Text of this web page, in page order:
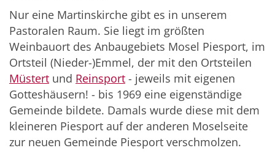
Nur eine Martinskirche gibt es in unserem
Pastoralen Raum. Sie liegt im größten
Weinbauort des Anbaugebiets Mosel Piesport, im
Ortsteil (Nieder-)Emmel, der mit den Ortsteilen
Müstert und Reinsport - jeweils mit eigenen
Gotteshäusern! - bis 1969 eine eigenständige
Gemeinde bildete. Damals wurde diese mit dem
kleineren Piesport auf der anderen Moselseite
zur neuen Gemeinde Piesport verschmolzen.